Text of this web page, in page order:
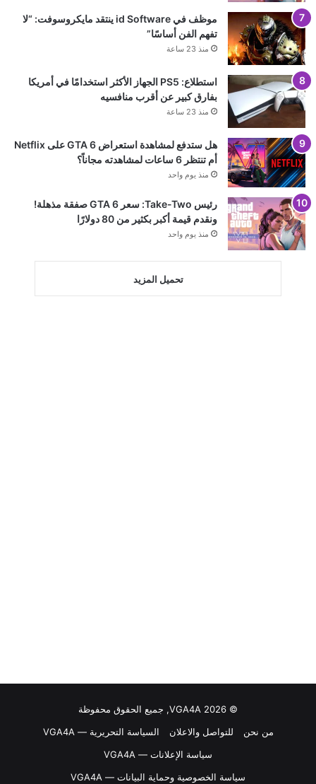
موظف في id Software ينتقد مايكروسوفت: “لا
تفهم الفن أساسًا”
منذ 23 ساعة
استطلاع: PS5 الجهاز الأكثر استخدامًا في أمريكا
بفارق كبير عن أقرب منافسيه
منذ 23 ساعة
هل ستدفع لمشاهدة استعراض GTA 6 على Netflix
أم تنتظر 6 ساعات لمشاهدته مجاناً؟
منذ يوم واحد
رئيس Take-Two: سعر GTA 6 صفقة مذهلة!
ونقدم قيمة أكبر بكثير من 80 دولارًا
منذ يوم واحد
تحميل المزيد
© VGA4A 2026, جميع الحقوق محفوظة
من نحن
للتواصل والاعلان
السياسة التحريرية — VGA4A
سياسة الإعلانات — VGA4A
سياسة الخصوصية وحماية البيانات — VGA4A